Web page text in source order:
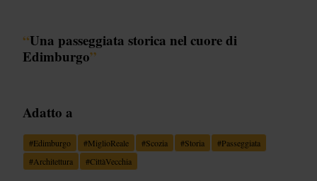
“Una passeggiata storica nel cuore di
Edimburgo”
Adatto a
#Edimburgo #MiglioReale #Scozia #Storia #Passeggiata
#Architettura #CittàVecchia